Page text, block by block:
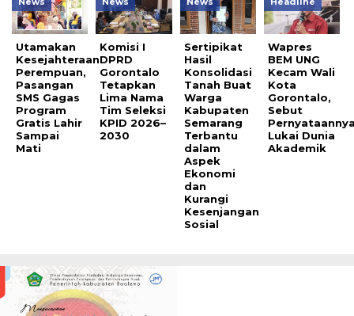
Utamakan
Kesejahteraan
Perempuan,
Pasangan
SMS Gagas
Program
Gratis Lahir
Sampai
Mati
Komisi I
DPRD
Gorontalo
Tetapkan
Lima Nama
Tim Seleksi
KPID 2026–
2030
Sertipikat
Hasil
Konsolidasi
Tanah Buat
Warga
Kabupaten
Semarang
Terbantu
dalam
Aspek
Ekonomi
dan
Kurangi
Kesenjangan
Sosial
Wapres
BEM UNG
Kecam Wali
Kota
Gorontalo,
Sebut
Lukai Dunia
Akademik